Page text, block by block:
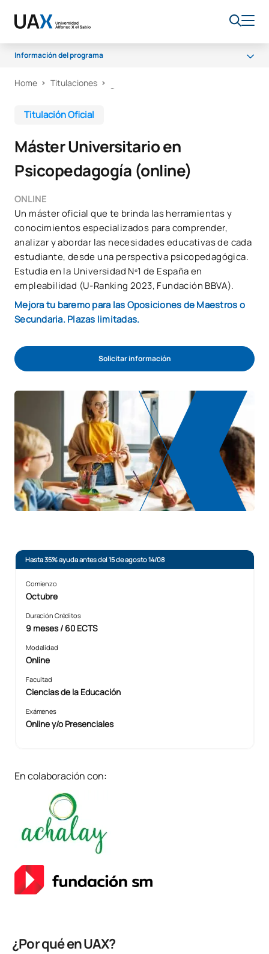
Información del programa
Programa
Acceso y Admisión
Becas y ayudas
Home Titulaciones
Titulación Oficial
Máster Universitario en
Psicopedagogía (online)
ONLINE
Un máster oficial que te brinda las herramientas y
conocimientos especializados para comprender,
analizar y abordar las necesidades educativas de cada
estudiante, desde una perspectiva psicopedagógica.
Estudia en la Universidad Nº1 de España en
empleabilidad (U-Ranking 2023, Fundación BBVA).
Mejora tu baremo para las Oposiciones de Maestros o
Secundaria. Plazas limitadas.
Solicitar información
Hasta 35% ayuda antes del 15 de agosto 14/08
Comienzo
Octubre
Duración Créditos
9 meses / 60 ECTS
Modalidad
Online
Facultad
Ciencias de la Educación
Exámenes
Online y/o Presenciales
En colaboración con:
¿Por qué en UAX?